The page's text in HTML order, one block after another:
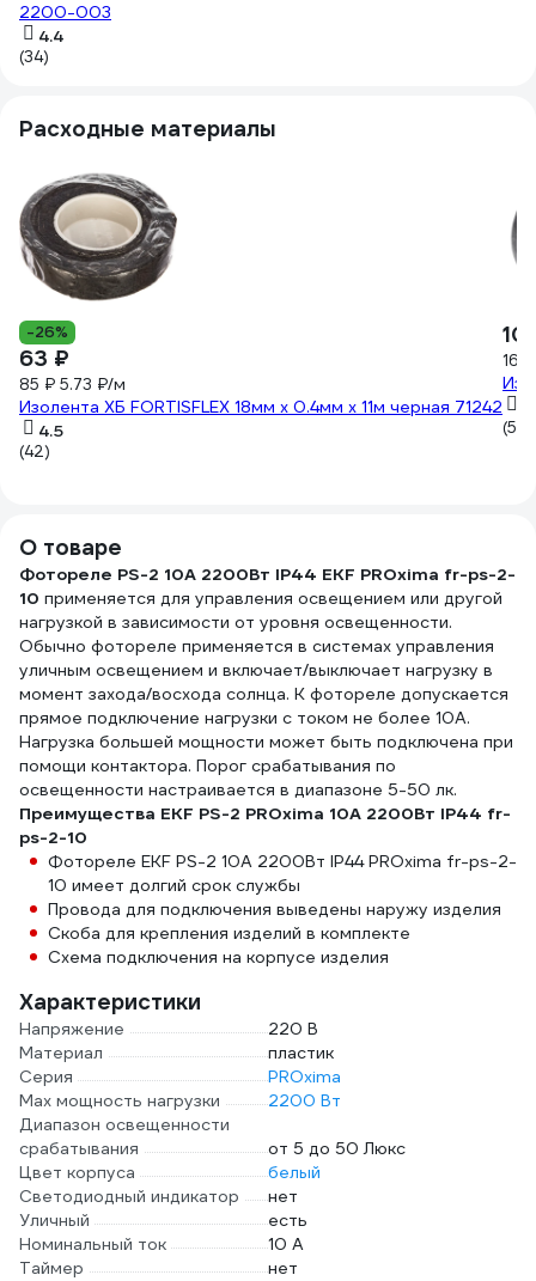
2200-003
4.4
(34)
Расходные материалы
-26%
63 ₽
85 ₽ 5.73 ₽/м
Изолента ХБ FORTISFLEX 18мм х 0.4мм х 11м черная 71242
4.5
(42)
(50)
О товаре
Фотореле PS-2 10А 2200Вт IP44 EKF PROxima fr-ps-2-
10 применяется для управления освещением или другой
нагрузкой в зависимости от уровня освещенности.
Обычно фотореле применяется в системах управления
уличным освещением и включает/выключает нагрузку в
момент захода/восхода солнца. К фотореле допускается
прямое подключение нагрузки с током не более 10А.
Нагрузка большей мощности может быть подключена при
помощи контактора. Порог срабатывания по
освещенности настраивается в диапазоне 5-50 лк.
Преимущества EKF PS-2 PROxima 10А 2200Вт IP44 fr-
ps-2-10
Фотореле EKF PS-2 10А 2200Вт IP44 PROxima fr-ps-2-
10 имеет долгий срок службы
Провода для подключения выведены наружу изделия
Скоба для крепления изделий в комплекте
Схема подключения на корпусе изделия
Характеристики
Напряжение
220 В
Материал
пластик
Серия
PROxima
Max мощность нагрузки
2200 Вт
Диапазон освещенности
срабатывания
от 5 до 50 Люкс
Цвет корпуса
белый
Светодиодный индикатор
нет
Уличный
есть
Номинальный ток
10 А
Таймер
нет